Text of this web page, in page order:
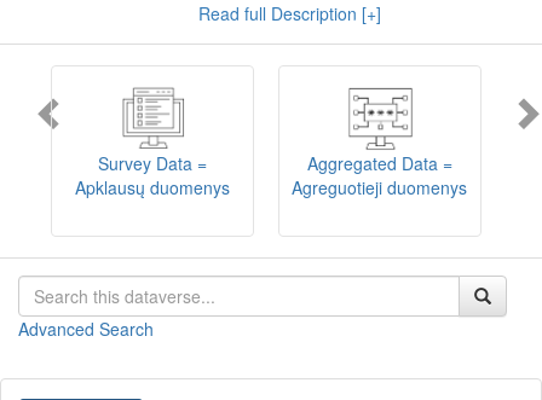
implemented). LiDA curates different types of resources and they
are published into catalogues according to the type:Survey Data,
Interview Data,Aggregated Data
(including Historical Statistics),
, andEncoded Data
(including News Media Studies).
Also, LiDA holds collections of data produced in large national
projets (
Large Project Data
) as well as social sciences and
humanities data deposited by Lithuanian science and higher
education institutions and Lithuanian governmental institutions
Depositors interested in deposit of their data into the LiDA
Lietuvos humanitarinių ir socialinių mokslų duomenų
Read full Description [+]
Survey Data =
Apklausų duomenys
Aggregated Data =
Agreguotieji duomenys
Advanced Search